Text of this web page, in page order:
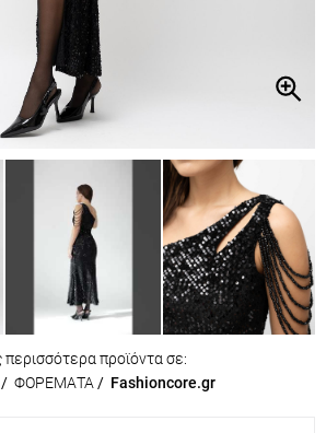
περισσότερα προϊόντα σε:
/ ΦΟΡΕΜΑΤΑ / Fashioncore.gr